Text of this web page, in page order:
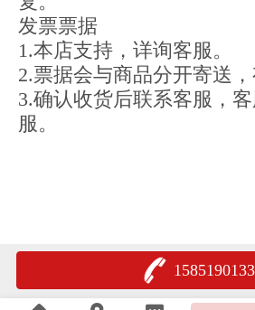
发票票据
1.本店支持，详询客服。
2.票据会与商品分开寄送
3.确认收货后联系客服，
服。